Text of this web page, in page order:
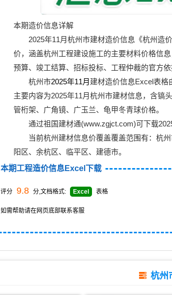
本期造价信息详解
2025年11月杭州市建材造价信息《杭州造
价，涵盖杭州工程建设施工的主要材料价格信息
预算、竣工结算、招标投标、工程仲裁的官方依
杭州市2025年11月 建材造价信息Excel表格
主要内容为2025年11月杭州市建材信息，含镐
管桁架、广角镜、广玉兰、龟甲冬青球价格。
通过祖国建材通(www.zgjct.com)可下载
当前杭州建材信息价覆盖覆盖范围有：杭
阳区、余杭区、临平区、建德市。
本期工程造价信息Excel下载
评分 9.8 分,文档格式: Excel 表格
如需帮助请在网页底部联系客服
杭州